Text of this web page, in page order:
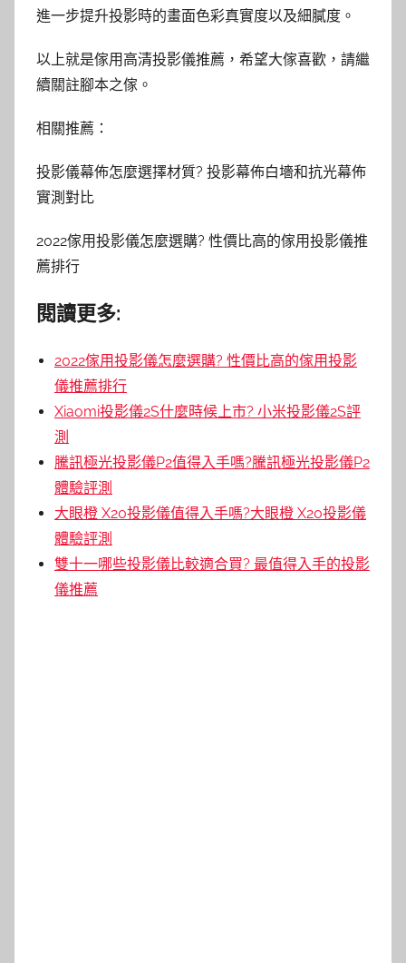
進一步提升投影時的畫面色彩真實度以及細膩度。
以上就是傢用高清投影儀推薦，希望大傢喜歡，請繼
續關註腳本之傢。
相關推薦：
投影儀幕佈怎麼選擇材質? 投影幕佈白墻和抗光幕佈
實測對比
2022傢用投影儀怎麼選購? 性價比高的傢用投影儀推
薦排行
閱讀更多:
2022傢用投影儀怎麼選購? 性價比高的傢用投影
儀推薦排行
Xiaomi投影儀2S什麼時候上市? 小米投影儀2S評
測
騰訊極光投影儀P2值得入手嗎?騰訊極光投影儀P2
體驗評測
大眼橙 X20投影儀值得入手嗎?大眼橙 X20投影儀
體驗評測
雙十一哪些投影儀比較適合買? 最值得入手的投影
儀推薦